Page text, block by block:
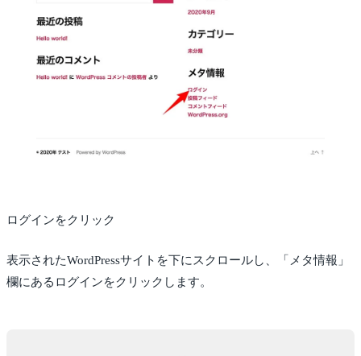
ログインをクリック
表示されたWordPressサイトを下にスクロールし、「メタ情報」
欄にあるログインをクリックします。